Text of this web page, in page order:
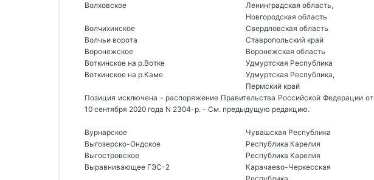
Волховское
Ленинградская область,
Новгородская область
Волчихинское
Свердловская область
Волчьи ворота
Ставропольский край
Воронежское
Воронежская область
Воткинское на р.Вотке
Удмуртская Республика
Воткинское на р.Каме
Удмуртская Республика,
Пермский край
Позиция исключена - распоряжение Правительства Российской Федерации от
10 сентября 2020 года N 2304-р. - См. предыдущую редакцию.
Вурнарское
Чувашская Республика
Выгозерско-Ондское
Республика Карелия
Выгостровское
Республика Карелия
Выравнивающее ГЭС-2
Карачаево-Черкесская